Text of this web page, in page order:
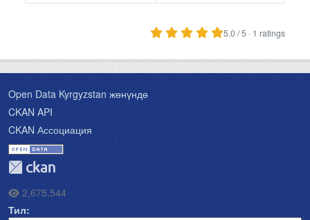
5.0 / 5 · 1 ratings
Open Data Kyrgyzstan жөнүндө
CKAN API
CKAN Ассоциация
2,675,544
Тил